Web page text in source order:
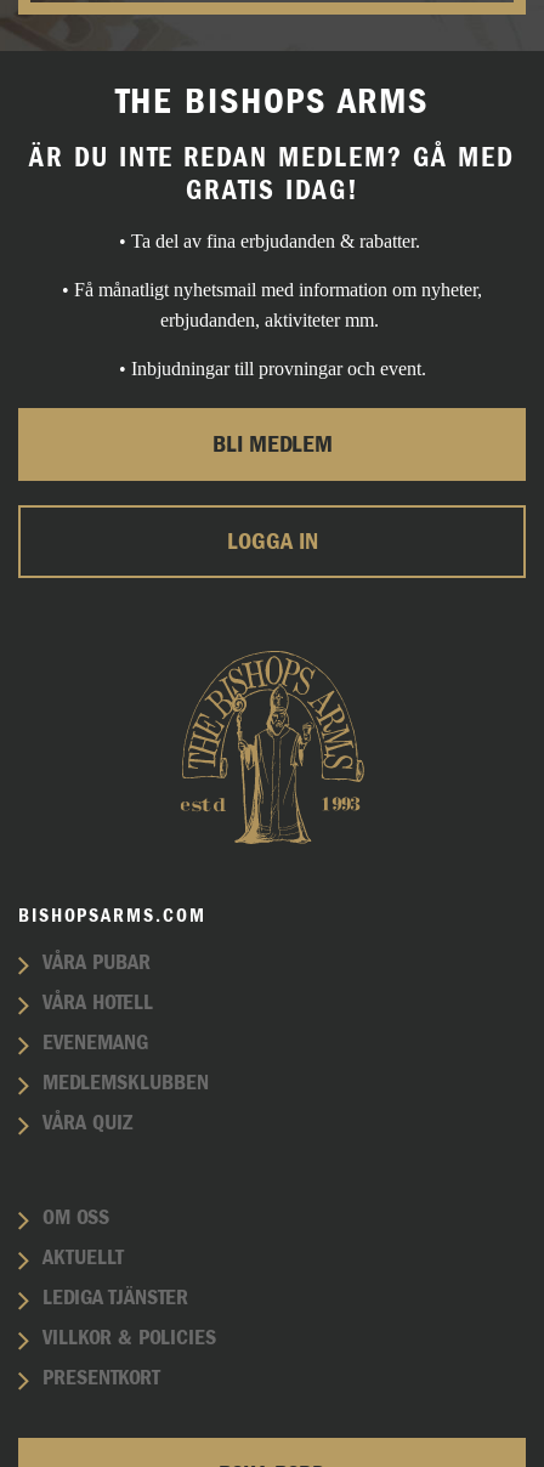
THE BISHOPS ARMS
ÄR DU INTE REDAN MEDLEM? GÅ MED
GRATIS IDAG!
• Ta del av fina erbjudanden & rabatter.
• Få månatligt nyhetsmail med information om nyheter,
erbjudanden, aktiviteter mm.
• Inbjudningar till provningar och event.
BLI MEDLEM
LOGGA IN
BISHOPSARMS.COM
VÅRA PUBAR
VÅRA HOTELL
EVENEMANG
MEDLEMSKLUBBEN
VÅRA QUIZ
OM OSS
AKTUELLT
LEDIGA TJÄNSTER
VILLKOR & POLICIES
PRESENTKORT